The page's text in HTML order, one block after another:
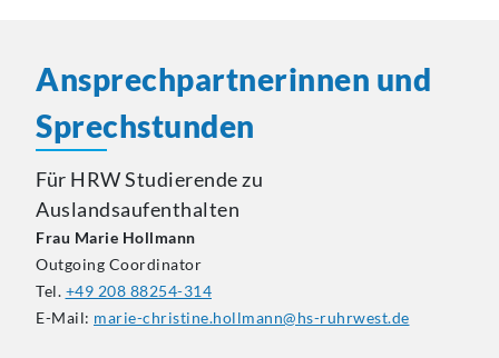
Ansprechpartnerinnen und
Sprechstunden
Für HRW Studierende zu
Auslandsaufenthalten
Frau Marie Hollmann
Outgoing Coordinator
Tel. +49 208 88254-314
E-Mail: marie-christine.hollmann@hs-ruhrwest.de